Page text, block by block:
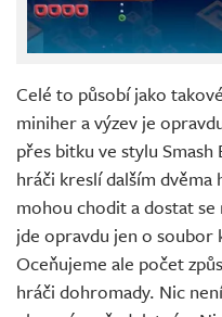
Celé to působí jako takové
miniher a výzev je
přes bitku ve stylu
hráči kreslí dalším
mohou chodit a dostat
jde opravdu jen o
Oceňujeme ale počet
hráči dohromady. Nic